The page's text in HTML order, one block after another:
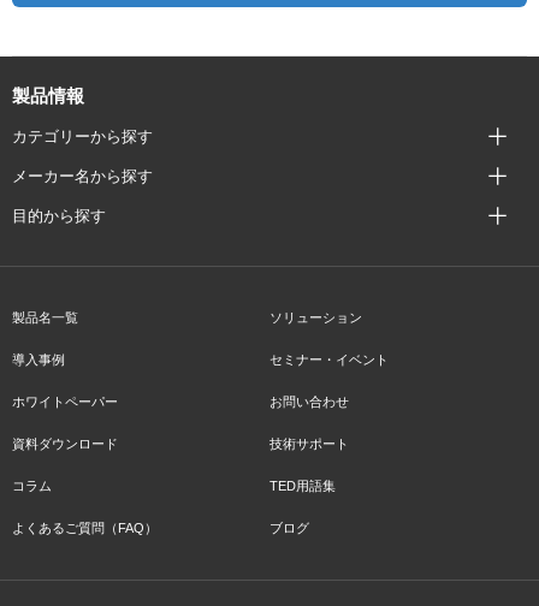
製品情報
カテゴリーから探す
メーカー名から探す
目的から探す
製品名一覧 ソリューション
導入事例 セミナー・イベント
ホワイトペーパー お問い合わせ
資料ダウンロード 技術サポート
コラム TED用語集
よくあるご質問（FAQ） ブログ